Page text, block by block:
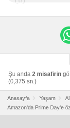
Şu anda 2 misafirin
(0,375 sn.)
Anasayfa Yaşam
Amazon'da Prime Day'e